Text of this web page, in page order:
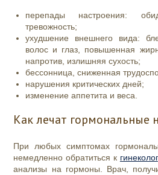
перепады настроения:
тревожность;
ухудшение внешнего вида:
волос и глаз, повышенная
напротив, излишняя сухость;
бессонница, сниженная
нарушения критических дней;
изменение аппетита и веса.
Как лечат гормональные
При любых симптомах
немедленно обратиться к
анализы на гормоны. Врач,